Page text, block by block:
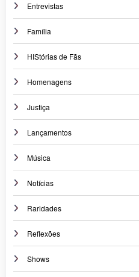
Entrevistas
Família
HIStórias de Fãs
Homenagens
Justiça
Lançamentos
Música
Notícias
Raridades
Reflexões
Shows